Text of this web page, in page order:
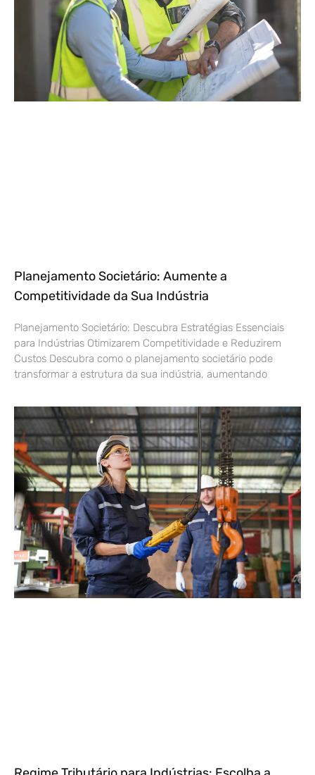
Planejamento Societário: Aumente a
Competitividade da Sua Indústria
Planejamento Societário: Descubra Estratégias Essenciais
para Indústrias Otimizarem Competitividade e Reduzirem
Custos Descubra como o planejamento societário pode
transformar a estrutura da sua indústria, aumentando